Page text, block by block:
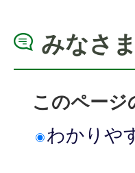
みなさ
このページ
わかりや